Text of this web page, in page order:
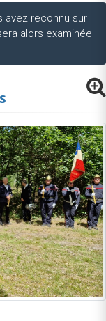
avez reconnu sur
alors examinée